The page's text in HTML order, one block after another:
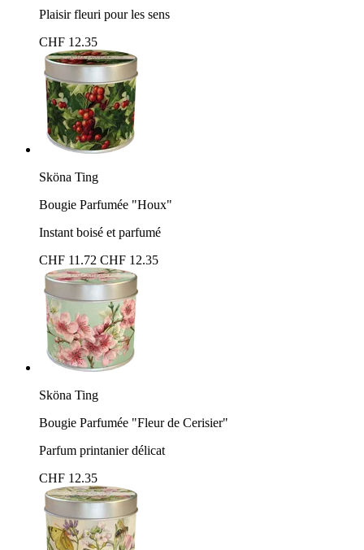
Plaisir fleuri pour les sens
CHF 12.35
Sköna Ting
Bougie Parfumée "Houx"
Instant boisé et parfumé
CHF 11.72 CHF 12.35
Sköna Ting
Bougie Parfumée "Fleur de Cerisier"
Parfum printanier délicat
CHF 12.35